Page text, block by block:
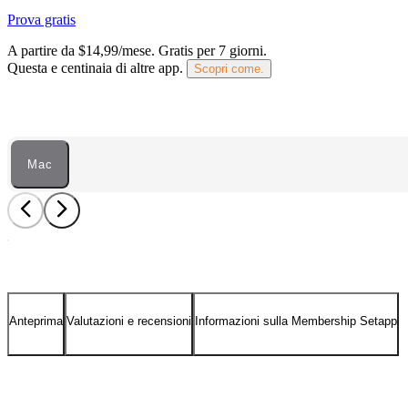
Prova gratis
A partire da $14,99/mese. Gratis per 7 giorni.
Questa e centinaia di altre app.
Scopri come.
Mac
Anteprima Valutazioni e recensioni Informazioni sulla Membership Setapp